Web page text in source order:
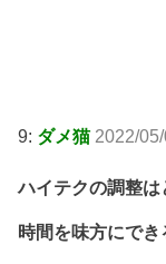
9: ダメ猫 2022/
ハイテクの調整
時間を味方にで